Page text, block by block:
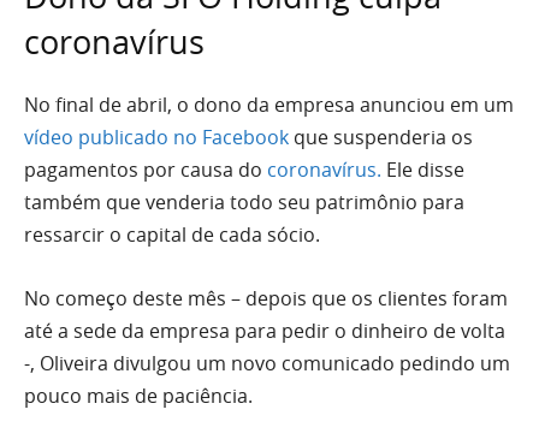
coronavírus
No final de abril, o dono da empresa anunciou em um
vídeo publicado no Facebook que suspenderia os
pagamentos por causa do coronavírus. Ele disse
também que venderia todo seu patrimônio para
ressarcir o capital de cada sócio.
No começo deste mês – depois que os clientes foram
até a sede da empresa para pedir o dinheiro de volta
-, Oliveira divulgou um novo comunicado pedindo um
pouco mais de paciência.